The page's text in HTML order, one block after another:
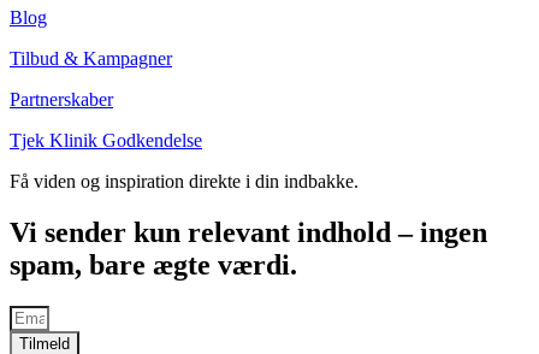
Blog
Tilbud & Kampagner
Partnerskaber
Tjek Klinik Godkendelse
Få viden og inspiration direkte i din indbakke.
Vi sender kun relevant indhold – ingen
spam, bare ægte værdi.
Tilmeld